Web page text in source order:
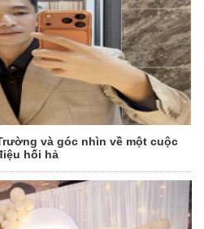
và góc nhìn về một cuộc
hối hả